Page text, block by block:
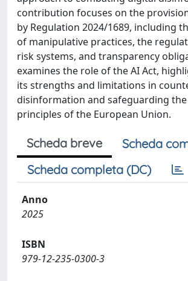
contribution focuses on the
by Regulation 2024/1689, including
of manipulative practices, the
risk systems, and transparency
examines the role of the AI Act,
its strengths and limitations in
disinformation and safeguarding
principles of the European Union.
Scheda breve
Scheda
Scheda completa (DC)
Anno
2025
ISBN
979-12-235-0300-3